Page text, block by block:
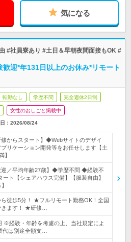
気になる
#社員寮あり #土日＆早朝夜間面接もOK #
歓迎*年131日以上のお休み*リモート
転勤なし 学歴不問 完全週休2日制
女性のおしごと掲載中
：2026/08/24
修からスタート】◆Webサイトのデザイ
リケーション開発等をお任せします【土
】
迎／平均年齢27歳】◆学歴不問 ◆経験不
ト【シェアハウス完備】【服装自由】
徒歩5分！ ★フルリモート勤務OK！全国
きます！ ★研修…
※経験・年齢を考慮の上、当社規定によ
は別途全額支…